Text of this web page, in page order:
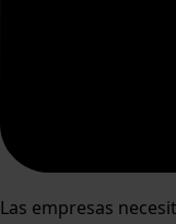
Las empresas